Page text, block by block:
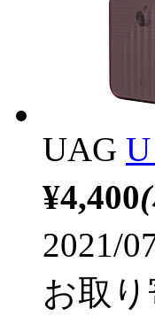
UAG
¥4,400
2021/
お取